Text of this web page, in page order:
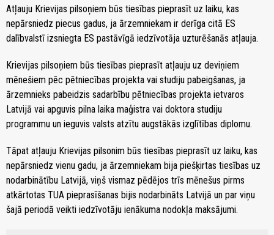
Atļauju Krievijas pilsoņiem būs tiesības pieprasīt uz laiku, kas
nepārsniedz piecus gadus, ja ārzemniekam ir derīga citā ES
dalībvalstī izsniegta ES pastāvīgā iedzīvotāja uzturēšanās atļauja.
Krievijas pilsoņiem būs tiesības pieprasīt atļauju uz deviņiem
mēnešiem pēc pētniecības projekta vai studiju pabeigšanas, ja
ārzemnieks pabeidzis sadarbību pētniecības projekta ietvaros
Latvijā vai apguvis pilna laika maģistra vai doktora studiju
programmu un ieguvis valsts atzītu augstākās izglītības diplomu.
Tāpat atļauju Krievijas pilsonim būs tiesības pieprasīt uz laiku, kas
nepārsniedz vienu gadu, ja ārzemniekam bija piešķirtas tiesības uz
nodarbinātību Latvijā, viņš vismaz pēdējos trīs mēnešus pirms
atkārtotas TUA pieprasīšanas bijis nodarbināts Latvijā un par viņu
šajā periodā veikti iedzīvotāju ienākuma nodokļa maksājumi.